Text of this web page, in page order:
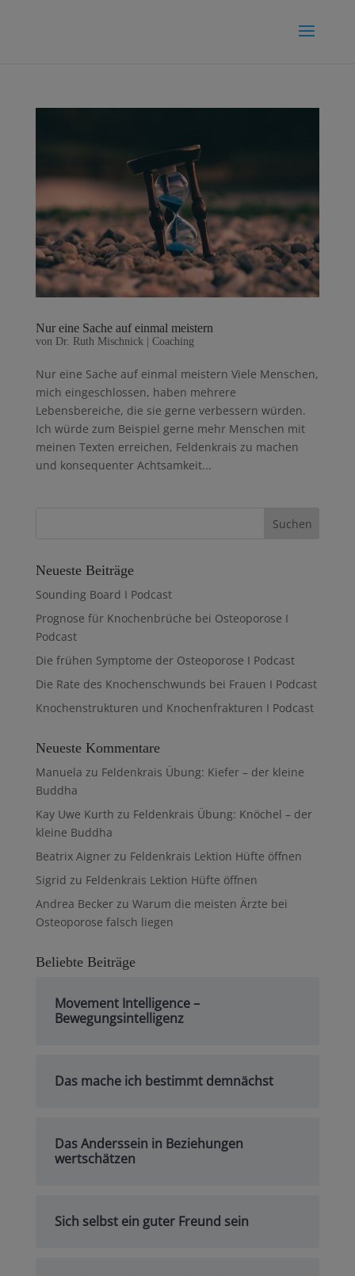
Nur eine Sache auf einmal meistern
von Dr. Ruth Mischnick Coaching
Nur eine Sache auf einmal meistern Viele Menschen,
mich eingeschlossen, haben mehrere
Lebensbereiche, die sie gerne verbessern würden.
Ich würde zum Beispiel gerne mehr Menschen mit
meinen Texten erreichen, Feldenkrais zu machen
und konsequenter Achtsamkeit...
Neueste Beiträge
Sounding Board I Podcast
Prognose für Knochenbrüche bei Osteoporose I
Podcast
Die frühen Symptome der Osteoporose I Podcast
Die Rate des Knochenschwunds bei Frauen I Podcast
Knochenstrukturen und Knochenfrakturen I Podcast
Neueste Kommentare
Manuela zu Feldenkrais Übung: Kiefer – der kleine
Buddha
Kay Uwe Kurth zu Feldenkrais Übung: Knöchel – der
kleine Buddha
Beatrix Aignerzu Feldenkrais Lektion Hüfte öffnen
Sigrid zu Feldenkrais Lektion Hüfte öffnen
Andrea Beckerzu Warum die meisten Ärzte bei
Osteoporose falsch liegen
Beliebte Beiträge
Movement Intelligence –
Bewegungsintelligenz
Das mache ich bestimmt demnächst
Das Anderssein in Beziehungen
wertschätzen
Sich selbst ein guter Freund sein